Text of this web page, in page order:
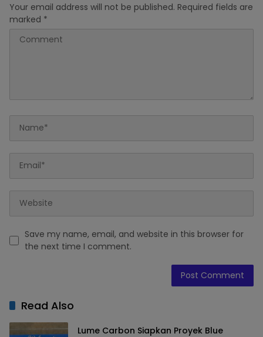
Your email address will not be published. Required fields are
marked *
Save my name, email, and website in this browser for
the next time I comment.
Read Also
Lume Carbon Siapkan Proyek Blue